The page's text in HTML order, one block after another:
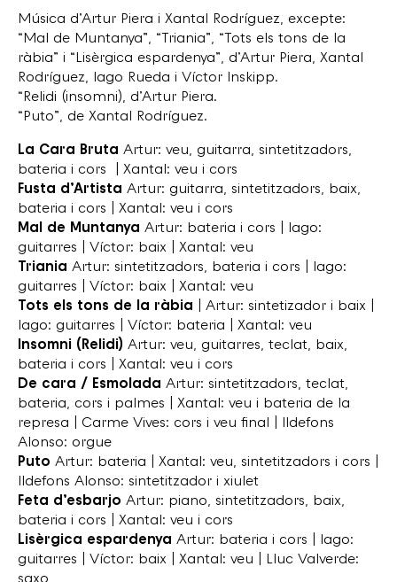
Música d’Artur Piera i Xantal Rodríguez, excepte:
“Mal de Muntanya”, “Triania”, “Tots els tons de la
ràbia” i “Lisèrgica espardenya”, d’Artur Piera, Xantal
Rodríguez, Iago Rueda i Víctor Inskipp.
“Relidi (insomni), d’Artur Piera.
“Puto”, de Xantal Rodríguez.
La Cara Bruta Artur: veu, guitarra, sintetitzadors,
bateria i cors | Xantal: veu i cors
Fusta d’Artista Artur: guitarra, sintetitzadors, baix,
bateria i cors | Xantal: veu i cors
Mal de Muntanya Artur: bateria i cors | Iago:
guitarres | Víctor: baix | Xantal: veu
Triania Artur: sintetitzadors, bateria i cors | Iago:
guitarres | Víctor: baix | Xantal: veu
Tots els tons de la ràbia | Artur: sintetizador i baix |
Iago: guitarres | Víctor: bateria | Xantal: veu
Insomni (Relidi) Artur: veu, guitarres, teclat, baix,
bateria i cors | Xantal: veu i cors
De cara / Esmolada Artur: sintetitzadors, teclat,
bateria, cors i palmes | Xantal: veu i bateria de la
represa | Carme Vives: cors i veu final | Ildefons
Alonso: orgue
Puto Artur: bateria | Xantal: veu, sintetitzadors i cors |
Ildefons Alonso: sintetitzador i xiulet
Feta d’esbarjo Artur: piano, sintetitzadors, baix,
bateria i cors | Xantal: veu i cors
Lisèrgica espardenya Artur: bateria i cors | Iago:
guitarres | Víctor: baix | Xantal: veu | Lluc Valverde: